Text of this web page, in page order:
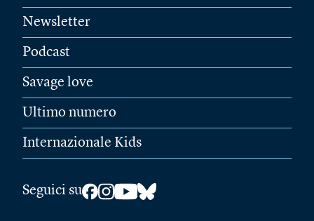
Newsletter
Podcast
Savage love
Ultimo numero
Internazionale Kids
Seguici su